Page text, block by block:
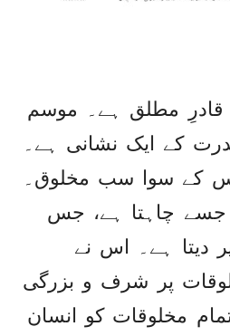
قادرِ مطلق ہے۔ موسم
کے ایک نشانی ہے۔
کے سوا سب مخلوق۔
جسے چاہتا ہے، جس
دیتا ہے۔ اس نے
پر شرف و بزرگی
مخلوقات کو انسان